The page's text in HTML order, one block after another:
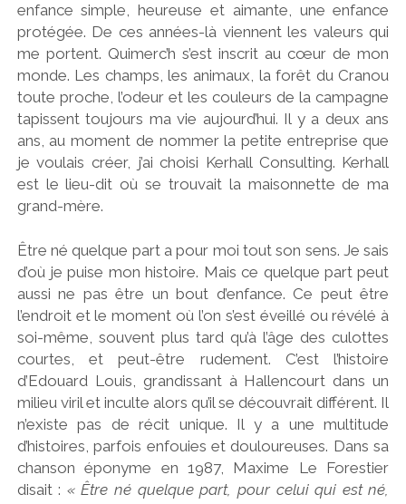
enfance simple, heureuse et aimante, une enfance
protégée. De ces années-là viennent les valeurs qui
me portent. Quimerc’h s’est inscrit au cœur de mon
monde. Les champs, les animaux, la forêt du Cranou
toute proche, l’odeur et les couleurs de la campagne
tapissent toujours ma vie aujourd’hui. Il y a deux ans
ans, au moment de nommer la petite entreprise que
je voulais créer, j’ai choisi Kerhall Consulting. Kerhall
est le lieu-dit où se trouvait la maisonnette de ma
grand-mère.
Être né quelque part a pour moi tout son sens. Je sais
d’où je puise mon histoire. Mais ce quelque part peut
aussi ne pas être un bout d’enfance. Ce peut être
l’endroit et le moment où l’on s’est éveillé ou révélé à
soi-même, souvent plus tard qu’à l’âge des culottes
courtes, et peut-être rudement. C’est l’histoire
d’Edouard Louis, grandissant à Hallencourt dans un
milieu viril et inculte alors qu’il se découvrait différent. Il
n’existe pas de récit unique. Il y a une multitude
d’histoires, parfois enfouies et douloureuses. Dans sa
chanson éponyme en 1987, Maxime Le Forestier
disait : « Être né quelque part, pour celui qui est né,